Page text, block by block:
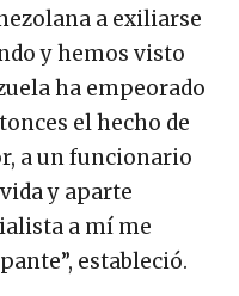
a exiliarse
y hemos visto
ha empeorado
el hecho de
a un funcionario
y aparte
a mí me
estableció.